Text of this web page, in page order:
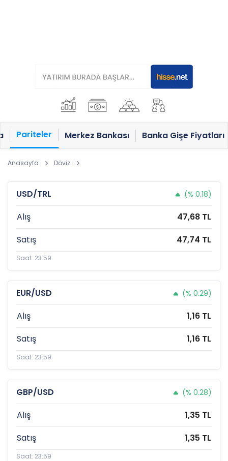
Pariteler Merkez Bankası Banka Gişe Fiyatları
Anasayfa Döviz
USD/TRL (% 0.18)
Alış
47,68 TL
Satış
47,74 TL
Saat: 23:59
EUR/USD (% 0.29)
Alış
1,16 TL
Satış
1,16 TL
Saat: 23:59
GBP/USD (% 0.28)
Alış
1,35 TL
Satış
1,35 TL
Saat: 23:59